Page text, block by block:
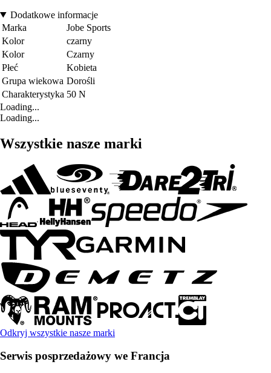
Dodatkowe informacje
Marka
Jobe Sports
Kolor
czarny
Kolor
Czarny
Płeć
Kobieta
Grupa wiekowa Dorośli
Charakterystyka 50 N
Loading...
Loading...
Wszystkie nasze marki
Odkryj wszystkie nasze marki
Serwis posprzedażowy we Francja